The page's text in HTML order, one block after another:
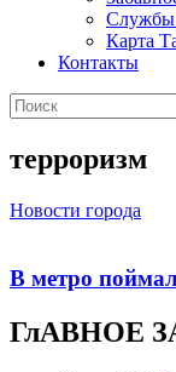
Службы
Карта
Контакты
терроризм
Новости города
В метро
ГлАВНОЕ